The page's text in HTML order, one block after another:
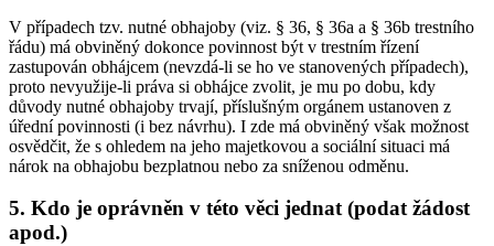
V případech tzv. nutné obhajoby (viz. § 36, § 36a a § 36b trestního
řádu) má obviněný dokonce povinnost být v trestním řízení
zastupován obhájcem (nevzdá-li se ho ve stanovených případech),
proto nevyužije-li práva si obhájce zvolit, je mu po dobu, kdy
důvody nutné obhajoby trvají, příslušným orgánem ustanoven z
úřední povinnosti (i bez návrhu). I zde má obviněný však možnost
osvědčit, že s ohledem na jeho majetkovou a sociální situaci má
nárok na obhajobu bezplatnou nebo za sníženou odměnu.
5. Kdo je oprávněn v této věci jednat (podat žádost
apod.)